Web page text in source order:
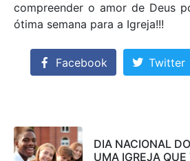
compreender o amor de Deus
ótima semana para a Igreja!!!
Facebook Twitter
DIA NACIONAL
UMA IGREJA